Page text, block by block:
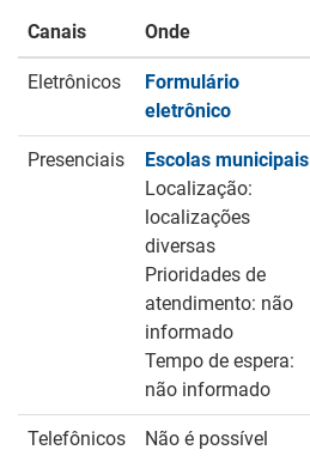
Canais Onde
Eletrônicos
Formulário
eletrônico
Presenciais
Escolas municipais
Localização:
localizações
diversas
Prioridades de
atendimento: não
informado
Tempo de espera:
não informado
Telefônicos Não é possível